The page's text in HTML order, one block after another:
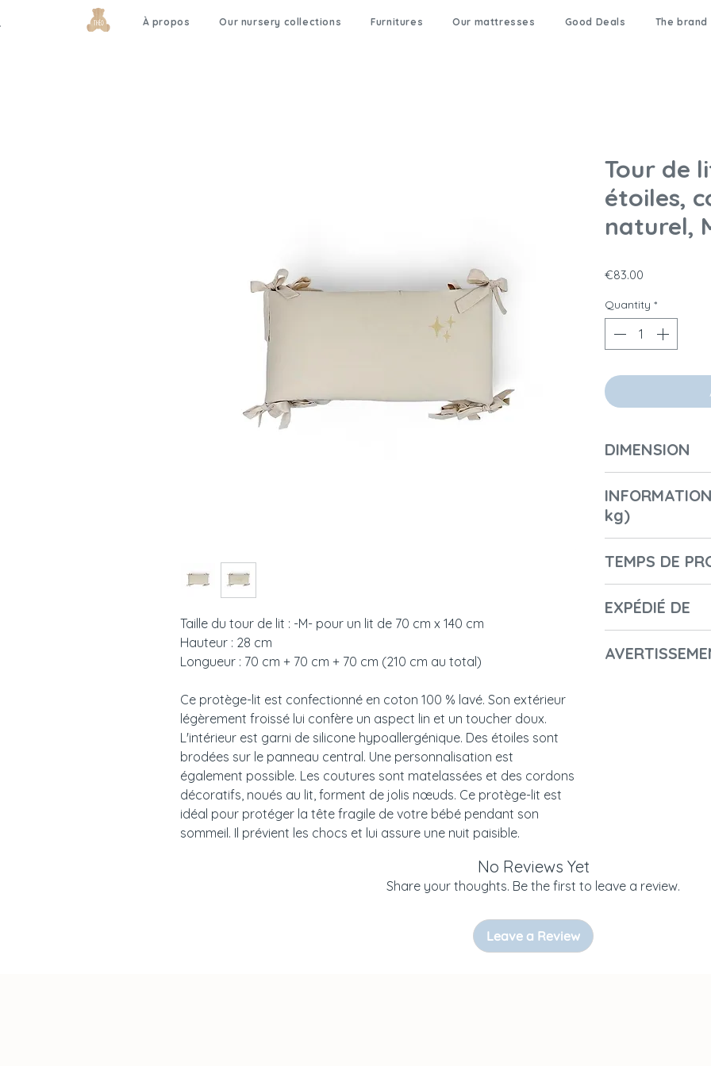
À propos Our nursery collections Furnitures Our mattresses Good Deals The brand
Taille du tour de lit : -M- pour un lit de 70 cm x 140 cm
Hauteur : 28 cm
Longueur : 70 cm + 70 cm + 70 cm (210 cm au total)
Ce protège-lit est confectionné en coton 100 % lavé. Son extérieur
légèrement froissé lui confère un aspect lin et un toucher doux.
L'intérieur est garni de silicone hypoallergénique. Des étoiles sont
brodées sur le panneau central. Une personnalisation est
également possible. Les coutures sont matelassées et des cordons
décoratifs, noués au lit, forment de jolis nœuds. Ce protège-lit est
idéal pour protéger la tête fragile de votre bébé pendant son
sommeil. Il prévient les chocs et lui assure une nuit paisible.
Tour de
étoiles,
naturel,
€83.00
Quantity *
DIMENSION
Largeur (cm) /
Hauteur (cm) : 30
Diamètre (cm) :
Poids (kg) : 0,3
kg)
1st Box Lenght: 30
1st Box Height: 10
1st Box Width: 70
TEMPS DE
EXPÉDIÉ DE
No Reviews Yet
Share your thoughts. Be the first to leave a review.
Leave a Review